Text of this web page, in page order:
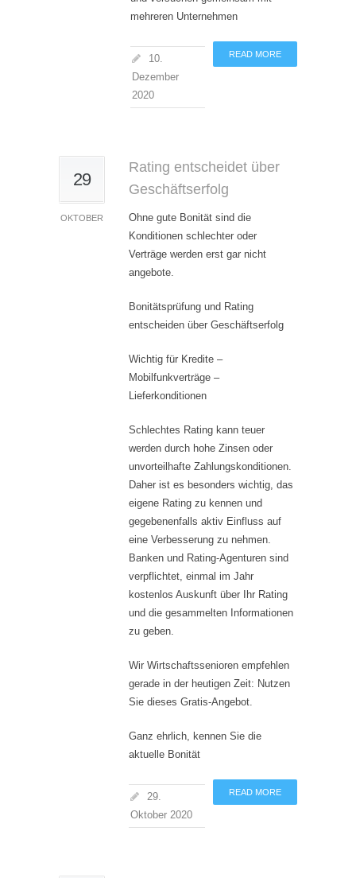
mehreren Unternehmen
READ MORE
10.
Dezember
2020
29
OKTOBER
Rating entscheidet über
Geschäftserfolg
Ohne gute Bonität sind die
Konditionen schlechter oder
Verträge werden erst gar nicht
angebote.
Bonitätsprüfung und Rating
entscheiden über Geschäftserfolg
Wichtig für Kredite –
Mobilfunkverträge –
Lieferkonditionen
Schlechtes Rating kann teuer
werden durch hohe Zinsen oder
unvorteilhafte Zahlungskonditionen.
Daher ist es besonders wichtig, das
eigene Rating zu kennen und
gegebenenfalls aktiv Einfluss auf
eine Verbesserung zu nehmen.
Banken und Rating-Agenturen sind
verpflichtet, einmal im Jahr
kostenlos Auskunft über Ihr Rating
und die gesammelten Informationen
zu geben.
Wir Wirtschaftssenioren empfehlen
gerade in der heutigen Zeit: Nutzen
Sie dieses Gratis-Angebot.
Ganz ehrlich, kennen Sie die
aktuelle Bonität
READ MORE
29.
Oktober 2020